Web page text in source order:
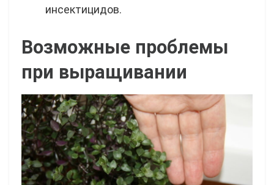
инсектицидов.
Возможные проблемы
при выращивании